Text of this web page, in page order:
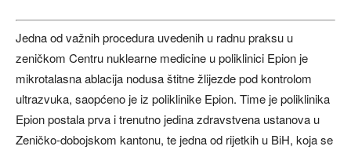
Jedna od važnih procedura uvedenih u radnu praksu u
zeničkom Centru nuklearne medicine u poliklinici Epion je
mikrotalasna ablacija nodusa štitne žlijezde pod kontrolom
ultrazvuka, saopćeno je iz poliklinike Epion. Time je poliklinika
Epion postala prva i trenutno jedina zdravstvena ustanova u
Zeničko-dobojskom kantonu, te jedna od rijetkih u BiH, koja se